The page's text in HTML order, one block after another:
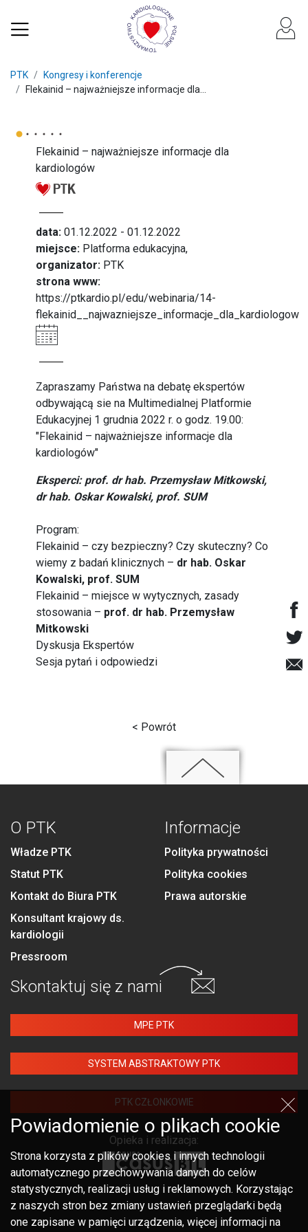
PTK
Kongresy i konferencje
Flekainid – najważniejsze informacje dla...
Flekainid – najważniejsze informacje dla
kardiologów
data: 01.12.2022 - 01.12.2022
miejsce: Platforma edukacyjna,
organizator: PTK
strona www:
https://ptkardio.pl/edu/webinaria/14-
flekainid__najwazniejsze_informacje_dla_kardiologow
Zapraszamy Państwa na debatę ekspertów
odbywającą sie na Multimedialnej Platformie
Edukacyjnej 1 grudnia 2022 r. o godz. 19.00:
"Flekainid – najważniejsze informacje dla
kardiologów"
Eksperci: prof. dr hab. Przemysław Mitkowski,
dr hab. Oskar Kowalski, prof. SUM
Program:
Flekainid – czy bezpieczny? Czy skuteczny? Co
wiemy z badań klinicznych – dr hab. Oskar
Kowalski, prof. SUM
Flekainid – miejsce w wytycznych, zasady
stosowania – prof. dr hab. Przemysław
Mitkowski
Dyskusja Ekspertów
Sesja pytań i odpowiedzi
< Powrót
O PTK
Władze PTK
Statut PTK
Kontakt do Biura PTK
Konsultant krajowy ds.
kardiologii
Pressroom
Informacje
Polityka prywatności
Polityka cookies
Prawa autorskie
Skontaktuj się z nami
MPE PTK
SYSTEM ABSTRAKTOWY PTK
PTK CZŁONKOWIE
Opieka i realizacja:
Powiadomienie o plikach cookie
Strona korzysta z plików cookies i innych technologii
automatycznego przechowywania danych do celów
statystycznych, realizacji usług i reklamowych. Korzystając
z naszych stron bez zmiany ustawień przeglądarki będą
one zapisane w pamięci urządzenia, więcej informacji na